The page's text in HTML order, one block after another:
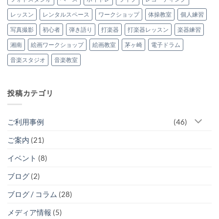
ま
た！
へ
と
う
ざ
い
し
た！
(2026.5.30)
へ
の
正
式
常
設
れ
ま
し
た！
へ
の
レッスン レンタルスペース ワークショップ 体操教室 個人練習
写真撮影 初心者 弾き語り 打楽器 打楽器レッスン 楽器練習
湘南 絵画ワークショップ 絵画教室 茅ヶ崎 電子ドラム
音楽スタジオ 音楽教室
投稿カテゴリ
ご利用事例 (46)
ご案内 (21)
イベント (8)
ブログ (2)
ブログ / コラム (28)
メディア情報 (5)